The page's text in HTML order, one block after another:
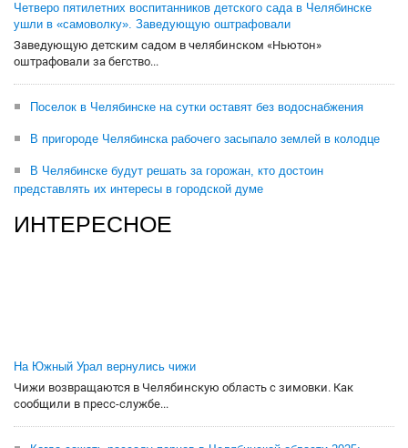
Четверо пятилетних воспитанников детского сада в Челябинске
ушли в «самоволку». Заведующую оштрафовали
Заведующую детским садом в челябинском «Ньютон»
оштрафовали за бегство...
Поселок в Челябинске на сутки оставят без водоснабжения
В пригороде Челябинска рабочего засыпало землей в колодце
В Челябинске будут решать за горожан, кто достоин
представлять их интересы в городской думе
ИНТЕРЕСНОЕ
На Южный Урал вернулись чижи
Чижи возвращаются в Челябинскую область с зимовки. Как
сообщили в пресс-службе...